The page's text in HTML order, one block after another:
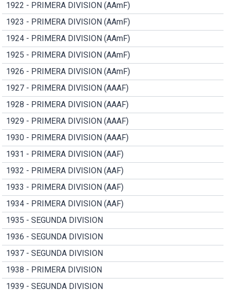
1922 - PRIMERA DIVISION (AAmF)
1923 - PRIMERA DIVISION (AAmF)
1924 - PRIMERA DIVISION (AAmF)
1925 - PRIMERA DIVISION (AAmF)
1926 - PRIMERA DIVISION (AAmF)
1927 - PRIMERA DIVISION (AAAF)
1928 - PRIMERA DIVISION (AAAF)
1929 - PRIMERA DIVISION (AAAF)
1930 - PRIMERA DIVISION (AAAF)
1931 - PRIMERA DIVISION (AAF)
1932 - PRIMERA DIVISION (AAF)
1933 - PRIMERA DIVISION (AAF)
1934 - PRIMERA DIVISION (AAF)
1935 - SEGUNDA DIVISION
1936 - SEGUNDA DIVISION
1937 - SEGUNDA DIVISION
1938 - PRIMERA DIVISION
1939 - SEGUNDA DIVISION